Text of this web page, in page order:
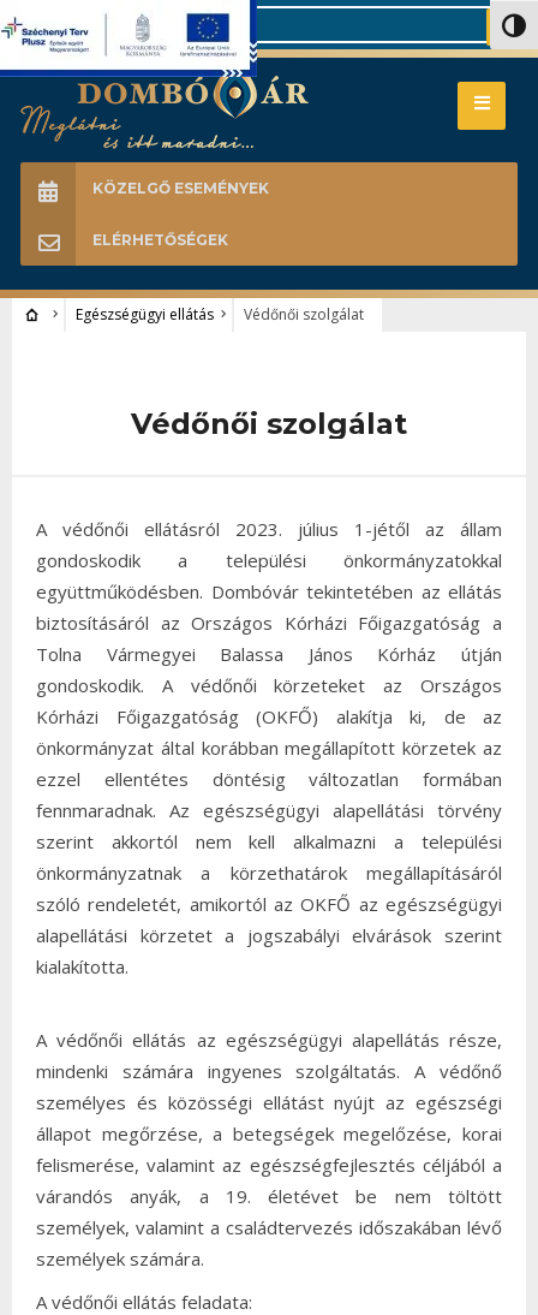
Search
KÖZELGŐ ESEMÉNYEK
ELÉRHETŐSÉGEK
Egészségügyi ellátás Védőnői szolgálat
Védőnői szolgálat
A védőnői ellátásról 2023. július 1-jétől az állam
gondoskodik a települési önkormányzatokkal
együttműködésben. Dombóvár tekintetében az ellátás
biztosításáról az Országos Kórházi Főigazgatóság a
Tolna Vármegyei Balassa János Kórház útján
gondoskodik. A védőnői körzeteket az Országos
Kórházi Főigazgatóság (OKFŐ) alakítja ki, de az
önkormányzat által korábban megállapított körzetek az
ezzel ellentétes döntésig változatlan formában
fennmaradnak. Az egészségügyi alapellátási törvény
szerint akkortól nem kell alkalmazni a települési
önkormányzatnak a körzethatárok megállapításáról
szóló rendeletét, amikortól az OKFŐ az egészségügyi
alapellátási körzetet a jogszabályi elvárások szerint
kialakította.
A védőnői ellátás az egészségügyi alapellátás része,
mindenki számára ingyenes szolgáltatás. A védőnő
személyes és közösségi ellátást nyújt az egészségi
állapot megőrzése, a betegségek megelőzése, korai
felismerése, valamint az egészségfejlesztés céljából a
várandós anyák, a 19. életévet be nem töltött
személyek, valamint a családtervezés időszakában lévő
személyek számára.
A védőnői ellátás feladata: